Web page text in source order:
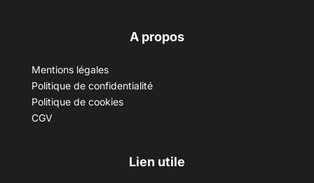
A propos
Mentions légales
Politique de confidentialité
Politique de cookies
CGV
Lien utile